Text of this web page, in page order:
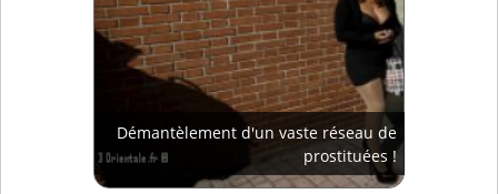
Démantèlement d'un vaste réseau de
prostituées !